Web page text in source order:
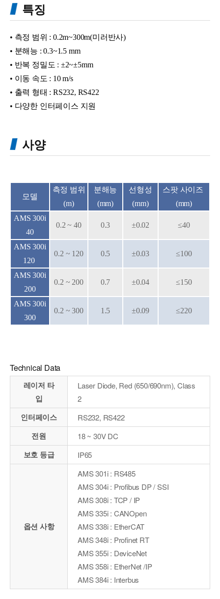
특징
• 측정 범위 : 0.2m~300m(미러반사)
• 분해능 : 0.3~1.5 mm
• 반복 정밀도 : ±2~±5mm
• 이동 속도 : 10 m/s
• 출력 형태 : RS232, RS422
• 다양한 인터페이스 지원
사양
모델
측정 범위
(m)
분해능
(mm)
선형성
(mm)
스팟 사이즈
(mm)
AMS 300i
40
0.2 ~ 40 0.3 ±0.02 ≤40
AMS 300i
120
0.2 ~ 120 0.5 ±0.03 ≤100
AMS 300i
200
0.2 ~ 200 0.7 ±0.04 ≤150
AMS 300i
300
0.2 ~ 300 1.5 ±0.09 ≤220
Technical Data
레이저 타
입
Laser Diode, Red (650/690nm), Class
2
인터페이스 RS232, RS422
전원 18 ~ 30V DC
보호 등급 IP65
옵션 사항
AMS 301i : RS485
AMS 304i : Profibus DP / SSI
AMS 308i : TCP / IP
AMS 335i : CANOpen
AMS 338i : EtherCAT
AMS 348i : Profinet RT
AMS 355i : DeviceNet
AMS 358i : EtherNet /IP
AMS 384i : Interbus